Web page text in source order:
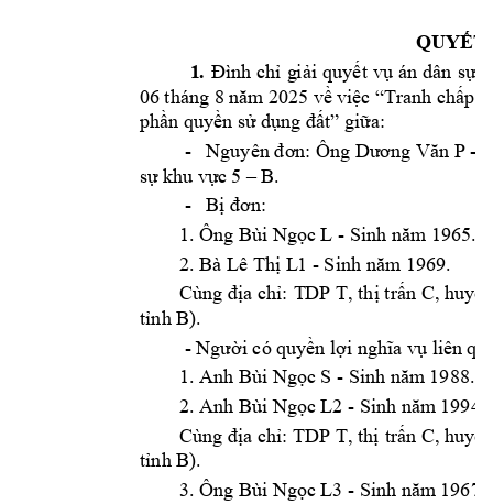
1. Đình chỉ giải quyết vụ án dân sự
06tháng 8 năm 2025 về việc “Tranh chấp
phần quyền sử dụng đất” giữa:
- Nguyên đơn: Ông Dương Văn P -
sự khu vực 5 – B.
-
Bị đơn:
1. Ông Bùi Ngọc L - Sinh năm 1965.
2. Bà Lê Thị L1 - Sinh năm 1969.
Cùng địa chỉ: TDP T, thị trấn C,
tỉnh B).
- Người có quyền lợi nghĩa vụ liên
1. Anh Bùi Ngọc S - Sinh năm 1988.
2. Anh Bùi Ngọc L2 - Sinh năm 1994.
Cùng địa chỉ: TDP T, thị trấn C,
tỉnh B).
3. Ông Bùi Ngọc L3 - Sinh năm 1967.